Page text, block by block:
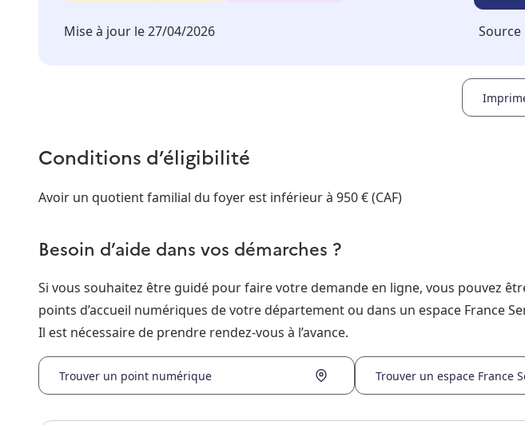
Mise à jour le27/04/2026 Source
Conditions d’éligibilité
Avoir un quotient familial du foyer est inférieur à 950 € (CAF)
Besoin d’aide dans vos démarches ?
Si vous souhaitez être guidé pour faire votre demande en ligne, vous pouvez
points d’accueil numériques de votre département ou dans un espace France
Il est nécessaire de prendre rendez-vous à l’avance.
Trouver un point numérique Trouver un espace France